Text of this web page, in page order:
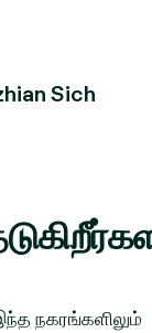
Sich
நகரங்களிலும்